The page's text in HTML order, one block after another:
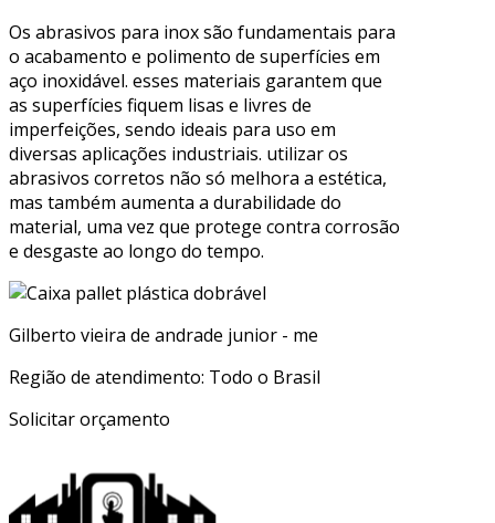
Os abrasivos para inox são fundamentais para
o acabamento e polimento de superfícies em
aço inoxidável. esses materiais garantem que
as superfícies fiquem lisas e livres de
imperfeições, sendo ideais para uso em
diversas aplicações industriais. utilizar os
abrasivos corretos não só melhora a estética,
mas também aumenta a durabilidade do
material, uma vez que protege contra corrosão
e desgaste ao longo do tempo.
Gilberto vieira de andrade junior - me
Região de atendimento: Todo o Brasil
Solicitar orçamento